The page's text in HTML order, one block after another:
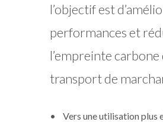
l’objectif est
performances et
l’empreinte carbone
transport de
• Vers une utilisation plus